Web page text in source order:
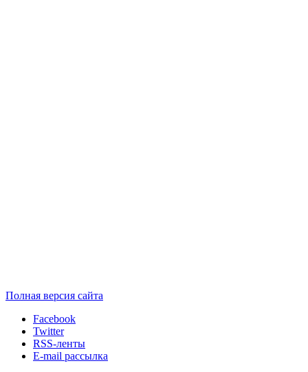
Полная версия сайта
Facebook
Twitter
RSS-ленты
E-mail рассылка